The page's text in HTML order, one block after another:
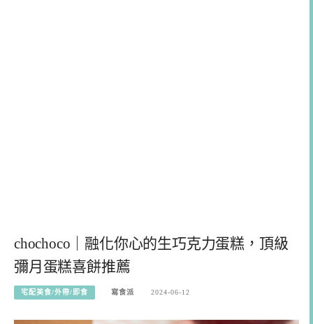
chochoco｜融化你心的生巧克力蛋糕，頂級
彌月蛋糕喜餅推薦
宅配美食/外帶/即食 寫食派 2024-06-12